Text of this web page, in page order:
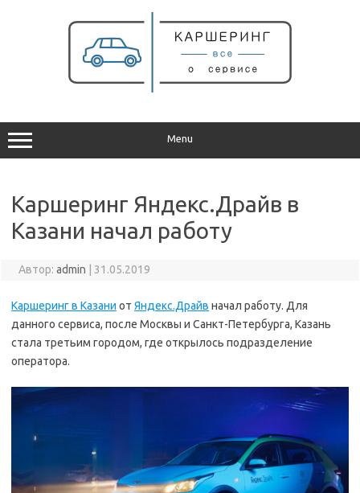
содержимому
Menu
Каршеринг Яндекс.Драйв в
Казани начал работу
Автор: admin 31.05.2019
Каршеринг в Казани от Яндекс.Драйв начал работу. Для
данного сервиса, после Москвы и Санкт-Петербурга, Казань
стала третьим городом, где открылось подразделение
оператора.